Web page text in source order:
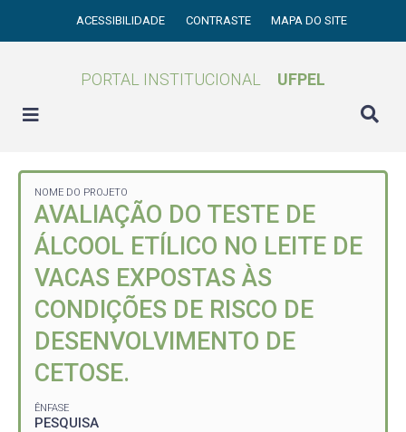
ACESSIBILIDADE CONTRASTE MAPA DO SITE
PORTAL INSTITUCIONAL UFPEL
NOME DO PROJETO
AVALIAÇÃO DO TESTE DE
ÁLCOOL ETÍLICO NO LEITE DE
VACAS EXPOSTAS ÀS
CONDIÇÕES DE RISCO DE
DESENVOLVIMENTO DE
CETOSE.
ÊNFASE
PESQUISA